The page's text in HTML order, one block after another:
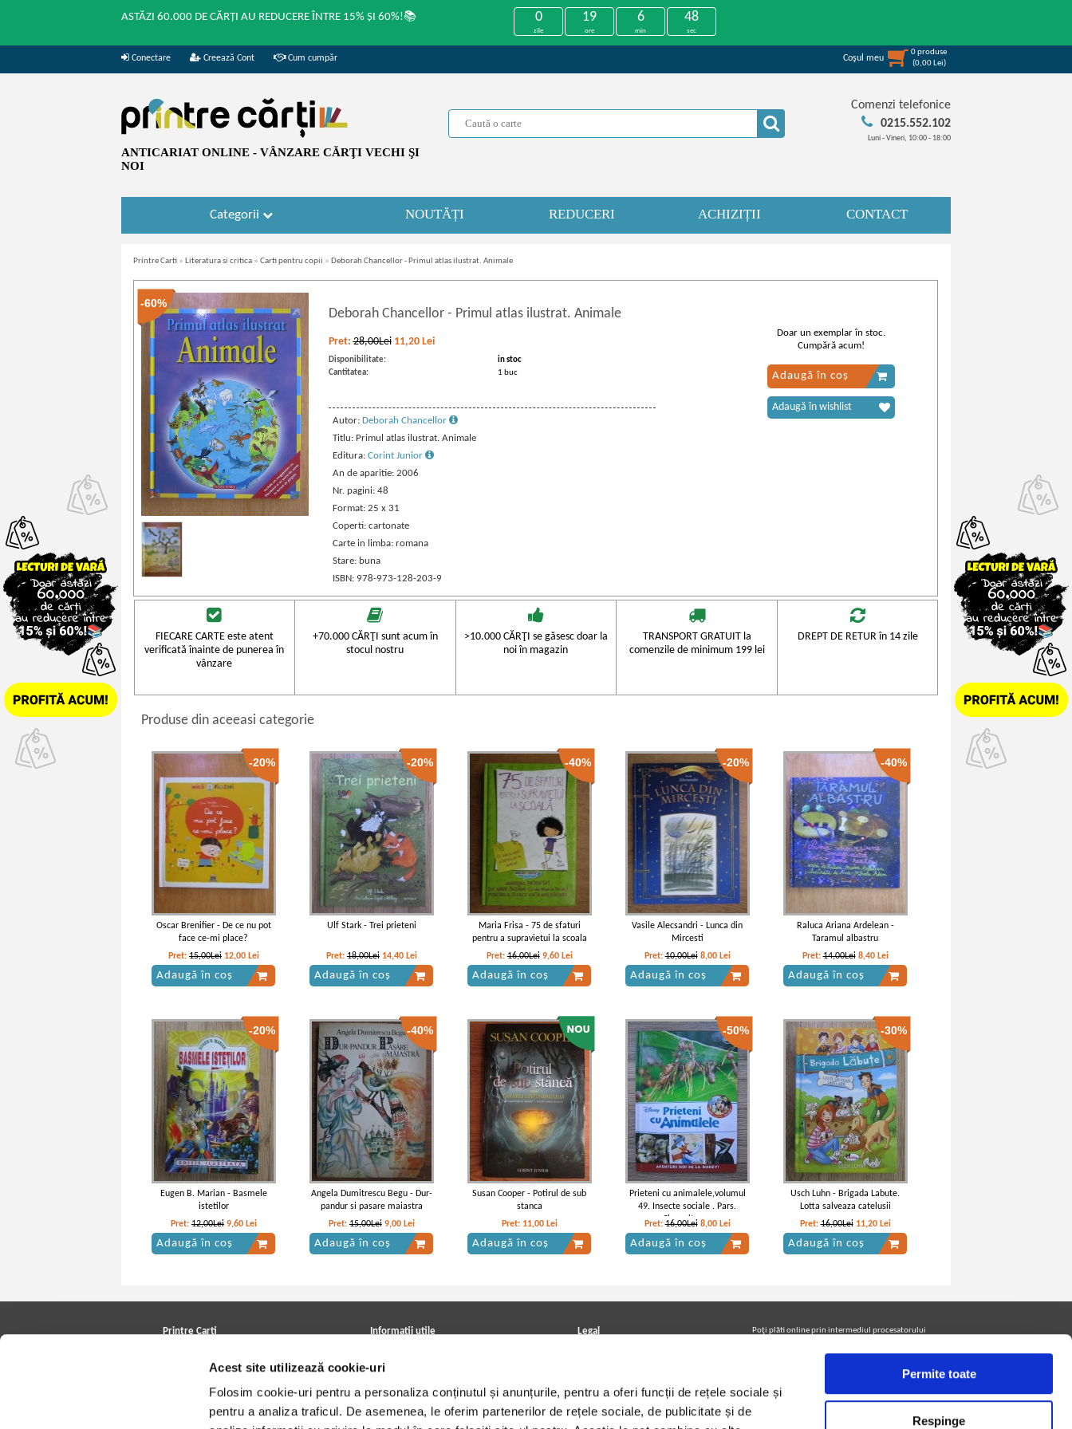
Acest site utilizează cookie-uri
Folosim cookie-uri pentru a personaliza conținutul și anunțurile, pentru a oferi funcții de rețele sociale și
pentru a analiza traficul. De asemenea, le oferim partenerilor de rețele sociale, de publicitate și de
Permite toate
Respinge
ASTĂZI 60.000 DE CĂRȚI AU REDUCERE ÎNTRE 15% ȘI 60%!📚 0
zile
19
ore
6
min
48
sec
Conectare Creează Cont Cum cumpăr Coşul meu
0produse
(0,00 Lei)
ANTICARIAT ONLINE - VÂNZARE CĂRŢI VECHI ŞI
NOI
Comenzi telefonice
0215.552.102
Luni - Vineri, 10:00 - 18:00
Categorii NOUTĂȚI REDUCERI ACHIZIȚII CONTACT
Printre Carti » Literatura si critica » Carti pentru copii » Deborah Chancellor - Primul atlas ilustrat. Animale
-60%
Deborah Chancellor - Primul atlas ilustrat. Animale
Pret:28,00Lei 11,20 Lei
Disponibilitate:
in stoc
Cantitatea:
1 buc
Autor: Deborah Chancellor
Titlu: Primul atlas ilustrat. Animale
Editura: Corint Junior
An de aparitie: 2006
Nr. pagini: 48
Format: 25 x 31
Coperti: cartonate
Carte in limba: romana
Stare: buna
ISBN: 978-973-128-203-9
Doar un exemplar în stoc.
Cumpără acum!
Adaugă în coș
Adaugă în wishlist
FIECARE CARTE este atent
verificată înainte de punerea în
vânzare
+70.000 CĂRŢI sunt acum în
stocul nostru
>10.000 CĂRŢI se găsesc doar la
noi în magazin
TRANSPORT GRATUIT la
comenzile de minimum 199 lei
DREPT DE RETUR în 14 zile
Produse din aceeasi categorie
-20%
Oscar Brenifier - De ce nu pot
face ce-mi place?
Pret: 15,00Lei 12,00 Lei
Adaugă în coș
-20%
Ulf Stark - Trei prieteni
Pret:18,00Lei 14,40 Lei
Adaugă în coș
-40%
Maria Frisa - 75 de sfaturi
pentru a supravietui la scoala
Pret:16,00Lei 9,60 Lei
Adaugă în coș
-20%
Vasile Alecsandri - Lunca din
Mircesti
Pret:10,00Lei 8,00 Lei
Adaugă în coș
-40%
Raluca Ariana Ardelean -
Taramul albastru
Pret:14,00Lei 8,40 Lei
Adaugă în coș
-20%
Eugen B. Marian - Basmele
istetilor
Pret: 12,00Lei 9,60 Lei
Adaugă în coș
-40%
Angela Dumitrescu Begu - Dur-
pandur si pasare maiastra
Pret:15,00Lei 9,00 Lei
Adaugă în coș
Susan Cooper - Potirul de sub
stanca
Pret: 11,00 Lei
Adaugă în coș
-50%
Prieteni cu animalele,volumul
49. Insecte sociale . Pars.
Ciocanitoare
Pret:16,00Lei 8,00 Lei
Adaugă în coș
-30%
Usch Luhn - Brigada Labute.
Lotta salveaza catelusii
Pret:16,00Lei 11,20 Lei
Adaugă în coș
Printre Carti
Cele mai căutate cărți
Informatii utile
Achizitii viniluri, casete, CD/DVD
Cum cumpar?
Politica de livrare
Retur comenzi
Legal
Termeni si conditii
Utilizare cookie-uri
Poţi plăti online prin intermediul procesatorului
Urmăreşte-ne pe facebook pentru a fi la curent cu